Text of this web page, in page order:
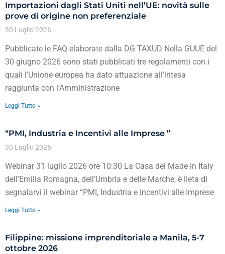
Importazioni dagli Stati Uniti nell’UE: novità sulle
prove di origine non preferenziale
30 Luglio 2026
Pubblicate le FAQ elaborate dalla DG TAXUD Nella GUUE del
30 giugno 2026 sono stati pubblicati tre regolamenti con i
quali l’Unione europea ha dato attuazione all’intesa
raggiunta con l’Amministrazione
Leggi Tutto »
“PMI, Industria e Incentivi alle Imprese ”
30 Luglio 2026
Webinar 31 luglio 2026 ore 10:30 La Casa del Made in Italy
dell’Emilia Romagna, dell’Umbria e delle Marche, è lieta di
segnalarvi il webinar “PMI, Industria e Incentivi alle Imprese
Leggi Tutto »
Filippine: missione imprenditoriale a Manila, 5-7
ottobre 2026